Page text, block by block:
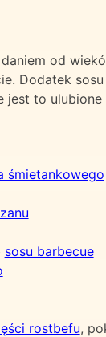
od
Dodatek
to
śmietankowego
sosu barbecue
rostbefu,